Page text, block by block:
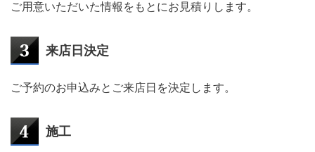
ご用意いただいた情報をもとにお見積りします。
来店日決定
ご予約のお申込みとご来店日を決定します。
施工